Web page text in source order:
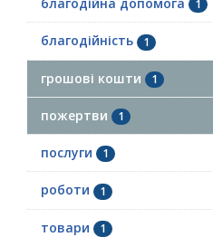
1
благодійність 1
грошові кошти 1
пожертви 1
послуги 1
роботи 1
товари 1